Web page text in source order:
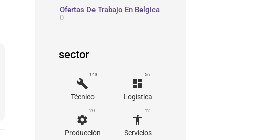
Ofertas De Trabajo En Belgica
0
sector
143
build
Técnico
56
dashboard
Logística
20
settings
Producción
12
accessibility
Servicios